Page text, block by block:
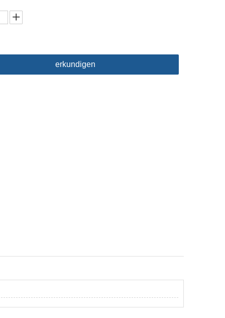
erkundigen